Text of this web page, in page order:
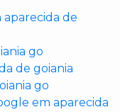
aparecida de
go
de goiania
go
em aparecida